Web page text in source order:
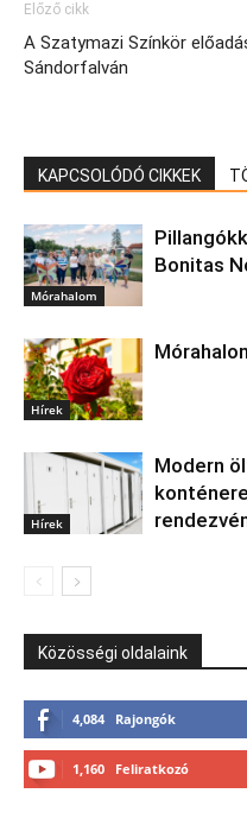
Előző cikk
A Szatymazi Színkör
Sándorfalván
KAPCSOLÓDÓ CIKKEK
Mórahalom
Bonitas
Hírek
Hírek
Modern
Közösségi oldalaink
4,084 Rajongók
1,160 Feliratkozó